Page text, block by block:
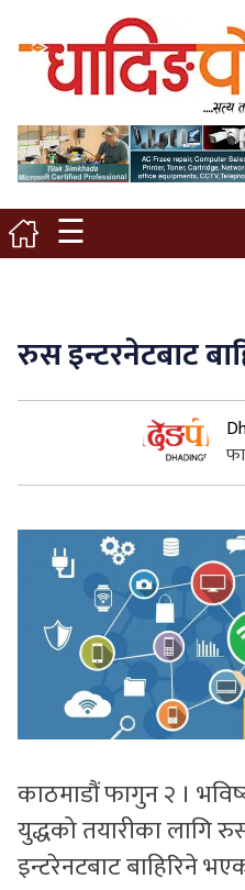
☰
मुख्य पृष्ठ
स्थानीय समाचार
विचार / ब्लग
नगर/गाउँ पालिका
कृषि/सहकारी
प्रवास
सुचनाहरु
स्वास्थ्य
भिडियो
रुस इन्टरनेटबाट
काठमाडौं फागुन २ ।
युद्धको तयारीका लागि
इन्टरेनटबाट बाहिरिने